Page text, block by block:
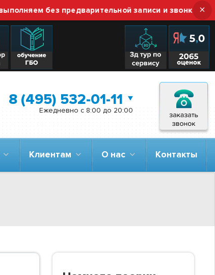
без предварительной записи и звонка — ×
8 (495) 532-01-11
Ежедневно с 8:00 до 20:00
Клиентам О нас Контакты